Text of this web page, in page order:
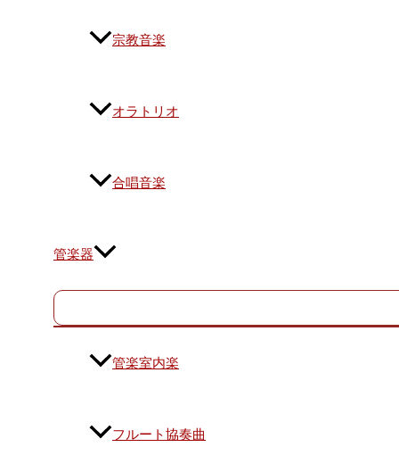
宗教音楽
オラトリオ
合唱音楽
管楽器
管楽室内楽
フルート協奏曲